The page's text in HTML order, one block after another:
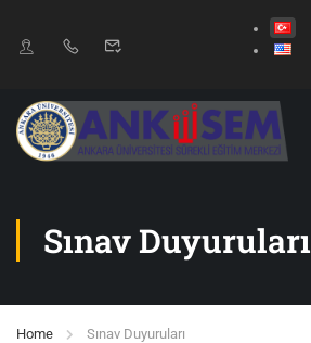
Sınav Duyuruları
Home Sınav Duyuruları